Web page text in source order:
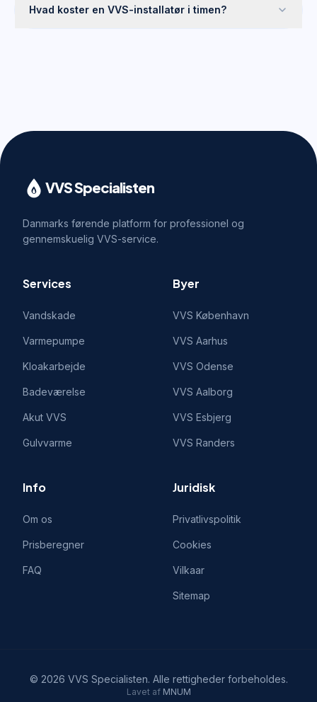
Hvad koster en VVS-installatør i timen?
VVS Specialisten
Danmarks førende platform for professionel og
gennemskuelig VVS-service.
Services
Vandskade
Varmepumpe
Kloakarbejde
Badeværelse
Akut VVS
Gulvvarme
Byer
VVS København
VVS Aarhus
VVS Odense
VVS Aalborg
VVS Esbjerg
VVS Randers
Info
Om os
Prisberegner
FAQ
Juridisk
Privatlivspolitik
Cookies
Vilkaar
Sitemap
© 2026 VVS Specialisten. Alle rettigheder forbeholdes.
Lavet af MNUM